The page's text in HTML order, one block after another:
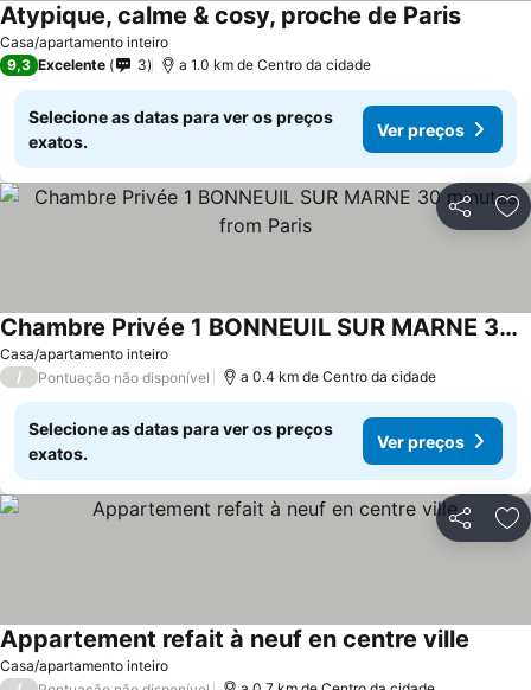
Casa/apartamento inteiro
Atypique, calme & cosy, proche de ParisVer
9,3 Excelente 3 a 1.0 km de Centro da cidade
Selecione as datas para ver os preços
exatos.
Ver preços
Partilhar
Casa/apartamento inteiro
Chambre Privée 1 BONNEUIL SUR MARNE 30 minutes from Paris
Ver preços
/ Pontuação não disponível a 0.4 km de Centro da cidade
Selecione as datas para ver os preços
exatos.
Ver preços
Partilhar
Casa/apartamento inteiro
Appartement refait à neuf en centre ville